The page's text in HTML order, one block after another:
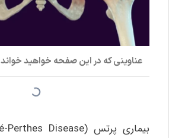
عناوینی که در این صفحه خواهید خواند